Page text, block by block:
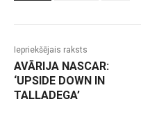
Iepriekšējais raksts
AVĀRIJA NASCAR:
‘UPSIDE DOWN IN
TALLADEGA’